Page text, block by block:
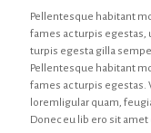
Pellentesque habitant
fames ac turpis egestas,
turpis egesta gilla
Pellentesque habitant
fames ac turpis
loremligular quam,
Donec eu lib ero sit